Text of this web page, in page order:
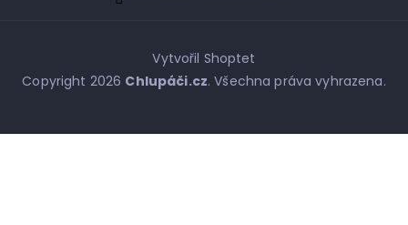
Vytvořil Shoptet
Copyright 2026 Chlupáči.cz. Všechna práva vyhrazena.